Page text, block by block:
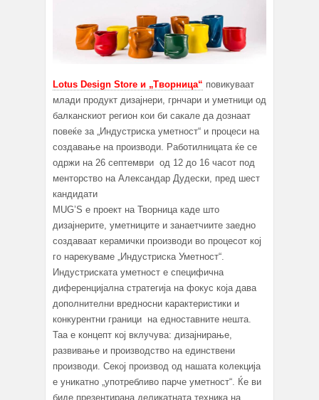
Lotus Design Store и „Творница“ повикуваат
млади продукт дизајнери, грнчари и уметници oд
балканскиот регион кои би сакале да дознаат
повеќе за „Индустриска уметност“ и процеси на
создавање на производи. Работилницата ќе се
одржи на 26 септември од 12 до 16 часот под
менторство на Александар Дудески, пред шест
кандидати
MUG’S е проект на Творница каде што
дизајнерите, уметниците и занаетчиите заедно
создаваат керамички производи во процесот кој
го нарекуваме „Индустриска Уметност“.
Индустриската уметност е специфична
диференцијална стратегија на фокус која дава
дополнителни вредносни карактеристики и
конкурентни граници на едноставните нешта.
Таа е концепт кој вклучува: дизајнирање,
развивање и производство на единствени
производи. Секој производ од нашата колекција
е уникатно „употребливо парче уметност“. Ќе ви
биде презентирана деликатната техника на